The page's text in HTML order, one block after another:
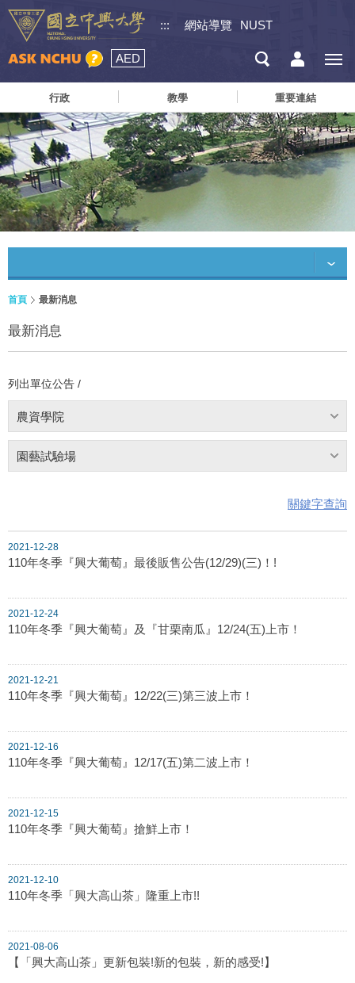
::: 網站導覽 NUST
AED
行政 教學 重要連結
首頁 最新消息
最新消息
列出單位公告 /
農資學院
園藝試驗場
關鍵字查詢
2021-12-28
110年冬季『興大葡萄』最後販售公告(12/29)(三)！!
2021-12-24
110年冬季『興大葡萄』及『甘栗南瓜』12/24(五)上市！
2021-12-21
110年冬季『興大葡萄』12/22(三)第三波上市！
2021-12-16
110年冬季『興大葡萄』12/17(五)第二波上市！
2021-12-15
110年冬季『興大葡萄』搶鮮上市！
2021-12-10
110年冬季「興大高山茶」隆重上市!!
2021-08-06
【「興大高山茶」更新包裝!新的包裝，新的感受!】